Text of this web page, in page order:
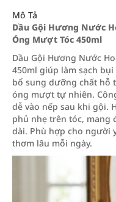
Mô Tả
Dầu Gội Hương Nước
Óng Mượt Tóc 450ml
Dầu Gội Hương Nước
450ml giúp làm sạch
bổ sung dưỡng chất hỗ
óng mượt tự nhiên.
dễ vào nếp sau khi gội.
phủ nhẹ trên tóc, mang
dài. Phù hợp cho người
thơm lâu mỗi ngày.